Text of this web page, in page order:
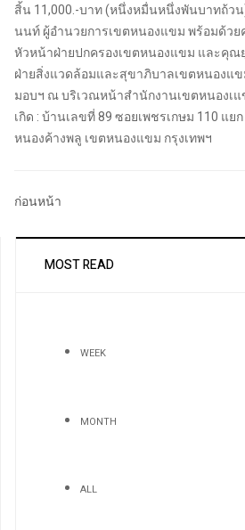
สิ้น 11,000.-บาท (หนึ่งหมื่นหนึ่งพันบาทถ้
นนท์ ผู้อำนวยการเขตหนองแขม พร้อมด้ว
หัวหน้าฝ่ายปกครองเขตหนองแขม และคุ
ฝ่ายสิ่งแวดล้อมและสุขาภิบาลเขตหนองแ
มอบฯ ณ บริเวณหน้าสำนักงานเขตหนองเแ
เกิด : บ้านเลขที่ 89 ซอยเพชรเกษม 110 แย
หนองค้างพลู เขตหนองแขม กรุงเทพฯ
ก่อนหน้า
MOST READ
WEEK
MONTH
ALL